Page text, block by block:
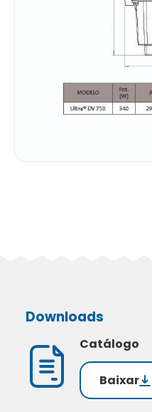
Downloads
Catálogo
Baixar